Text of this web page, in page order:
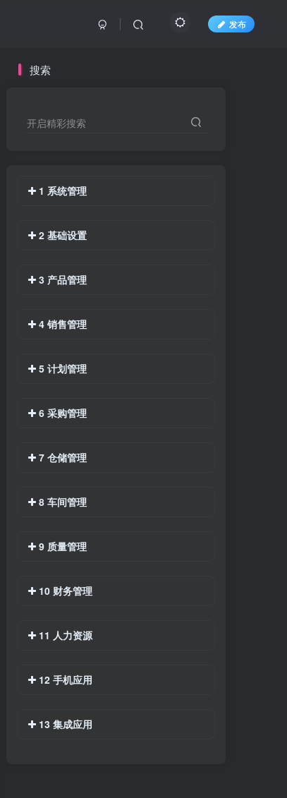
发布
搜索
开启精彩搜索
1 系统管理
2 基础设置
3 产品管理
4 销售管理
5 计划管理
6 采购管理
7 仓储管理
8 车间管理
9 质量管理
10 财务管理
11 人力资源
12 手机应用
13 集成应用